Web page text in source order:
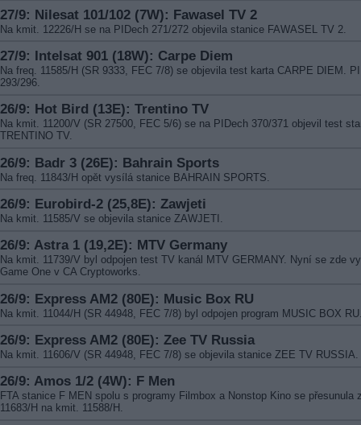
27/9: Nilesat 101/102 (7W): Fawasel TV 2
Na kmit. 12226/H se na PIDech 271/272 objevila stanice FAWASEL TV 2.
27/9: Intelsat 901 (18W): Carpe Diem
Na freq. 11585/H (SR 9333, FEC 7/8) se objevila test karta CARPE DIEM.
293/296.
26/9: Hot Bird (13E): Trentino TV
Na kmit. 11200/V (SR 27500, FEC 5/6) se na PIDech 370/371 objevil test
TRENTINO TV.
26/9: Badr 3 (26E): Bahrain Sports
Na freq. 11843/H opět vysílá stanice BAHRAIN SPORTS.
26/9: Eurobird-2 (25,8E): Zawjeti
Na kmit. 11585/V se objevila stanice ZAWJETI.
26/9: Astra 1 (19,2E): MTV Germany
Na kmit. 11739/V byl odpojen test TV kanál MTV GERMANY. Nyní se zde
Game One v CA Cryptoworks.
26/9: Express AM2 (80E): Music Box RU
Na kmit. 11044/H (SR 44948, FEC 7/8) byl odpojen program MUSIC BOX
26/9: Express AM2 (80E): Zee TV Russia
Na kmit. 11606/V (SR 44948, FEC 7/8) se objevila stanice ZEE TV RUSSIA.
26/9: Amos 1/2 (4W): F Men
FTA stanice F MEN spolu s programy Filmbox a Nonstop Kino se přesunula
11683/H na kmit. 11588/H.